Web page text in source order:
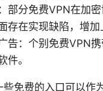
部分免费VPN在加
存在实现缺陷，增加
告：个别免费VPN
件。
免费的入口可以作